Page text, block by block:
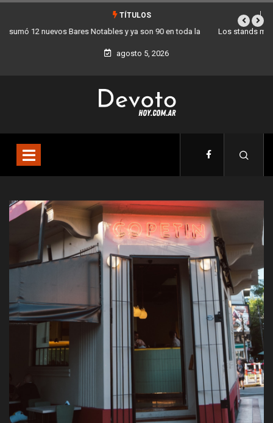
TÍTULOS
Los stands móviles de la Ciudad llegan esta semana a Villa Devoto
agosto 5, 2026